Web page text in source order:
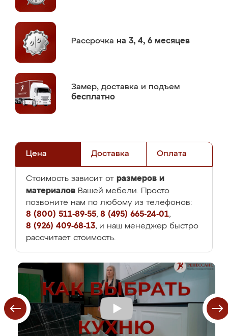
Рассрочка на 3, 4, 6 месяцев
Замер, доставка и подъем
бесплатно
Цена Доставка Оплата
Стоимость зависит от размеров и
материалов Вашей мебели. Просто
позвоните нам по любому из телефонов:
8 (800) 511-89-55, 8 (495) 665-24-01,
8 (926) 409-68-13, и наш менеджер быстро
рассчитает стоимость.